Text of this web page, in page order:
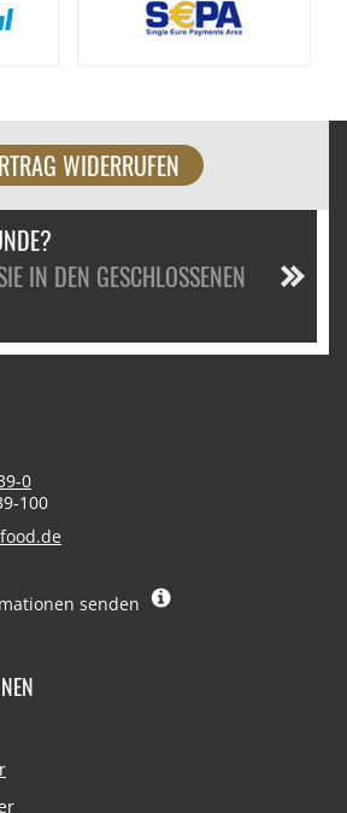
WIDERRUFEN
IN DEN GESCHLOSSENEN
0
100
senden